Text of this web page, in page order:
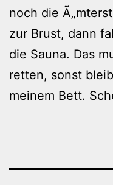
noch die
zur Brust, dann
die Sauna. Das
retten, sonst
meinem Bett.